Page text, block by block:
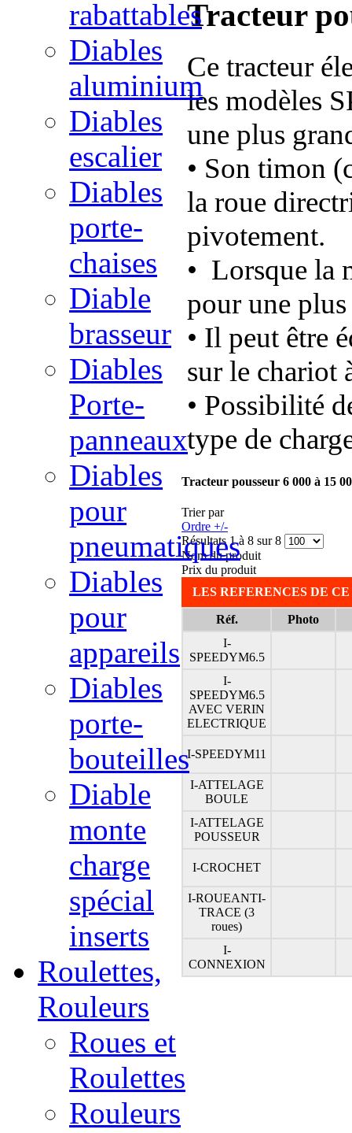
Tracteur
Ce tracteur
les modèles
une plus
• Son timon
la roue
pivotement.
• Lorsque la
pour une
• Il peut être
sur le chariot
• Possibilité
type de
Tracteur pousseur 6 000 à 15
Trier par
Ordre +/-
Résultats 1 à 8 sur 8
Nom du produit
Prix du produit
LES REFERENCES DE
Réf.
Photo
I-
SPEEDYM6.5
I-
SPEEDYM6.5
AVEC VERIN
ELECTRIQUE
I-SPEEDYM11
I-ATTELAGE
BOULE
I-ATTELAGE
POUSSEUR
I-CROCHET
I-ROUEANTI-
TRACE (3
roues)
I-
CONNEXION
rabattables
Diables
aluminium
Diables
escalier
Diables
porte-
chaises
Diable
brasseur
Diables
Porte-
panneaux
Diables
pour
pneumatiques
Diables
pour
appareils
Diables
porte-
bouteilles
Diable
monte
charge
spécial
inserts
Roulettes,
Rouleurs
Roues et
Roulettes
Rouleurs